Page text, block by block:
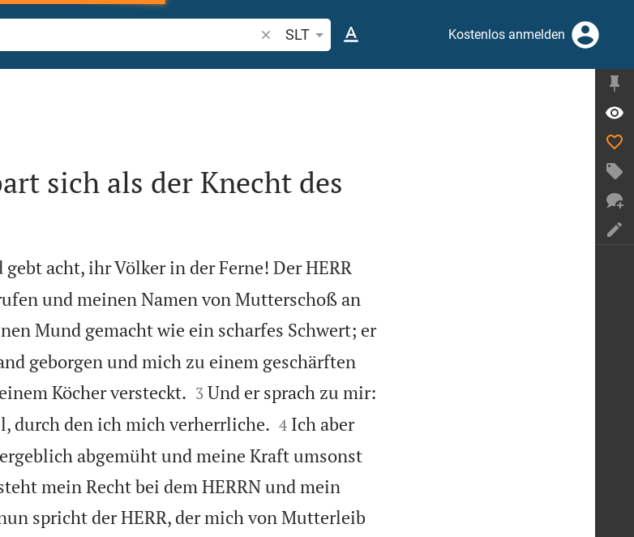
Bibelstelle oder Begriff suchen
SLT Kostenlos anmelden
sich als der Knecht des
acht, ihr Völker in der Ferne! Der HERR
und meinen Namen von Mutterschoß an
Mund gemacht wie ein scharfes Schwert; er
geborgen und mich zu einem geschärften
Köcher versteckt.
3 Und er sprach zu mir:
durch den ich mich verherrliche.
4 Ich aber
abgemüht und meine Kraft umsonst
mein Recht bei dem HERRN und mein
spricht der HERR, der mich von Mutterleib